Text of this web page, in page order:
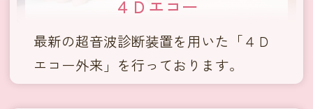
４Ｄエコー
最新の超音波診断装置を用いた「４Ｄ
エコー外来」を行っております。